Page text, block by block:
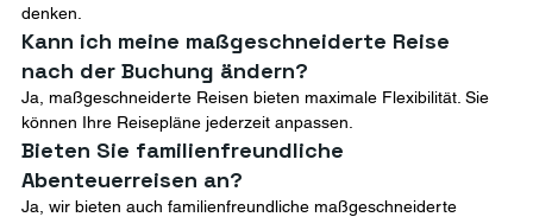
denken.
Kann ich meine maßgeschneiderte Reise
nach der Buchung ändern?
Ja, maßgeschneiderte Reisen bieten maximale Flexibilität. Sie
können Ihre Reisepläne jederzeit anpassen.
Bieten Sie familienfreundliche
Abenteuerreisen an?
Ja, wir bieten auch familienfreundliche maßgeschneiderte